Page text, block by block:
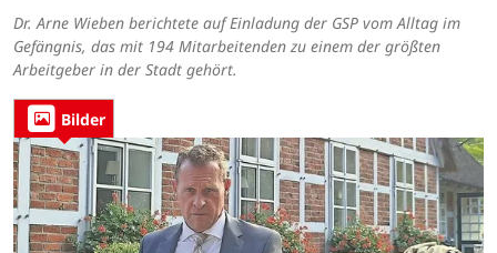
Dr. Arne Wieben berichtete auf Einladung der GSP vom Alltag im
Gefängnis, das mit 194 Mitarbeitenden zu einem der größten
Arbeitgeber in der Stadt gehört.
Bilder